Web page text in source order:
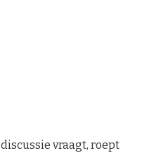
vraagt, roept